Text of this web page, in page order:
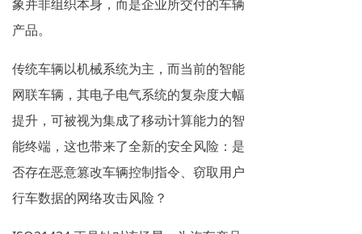
象并非组织本身，而是企业所交付的车辆
产品。
传统车辆以机械系统为主，而当前的智能
网联车辆，其电子电气系统的复杂度大幅
提升，可被视为集成了移动计算能力的智
能终端，这也带来了全新的安全风险：是
否存在恶意篡改车辆控制指令、窃取用户
行车数据的网络攻击风险？